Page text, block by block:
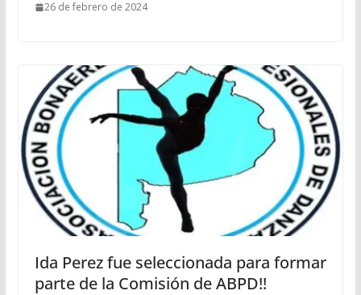
26 de febrero de 2024
Ida Perez fue seleccionada para formar
parte de la Comisión de ABPD!!